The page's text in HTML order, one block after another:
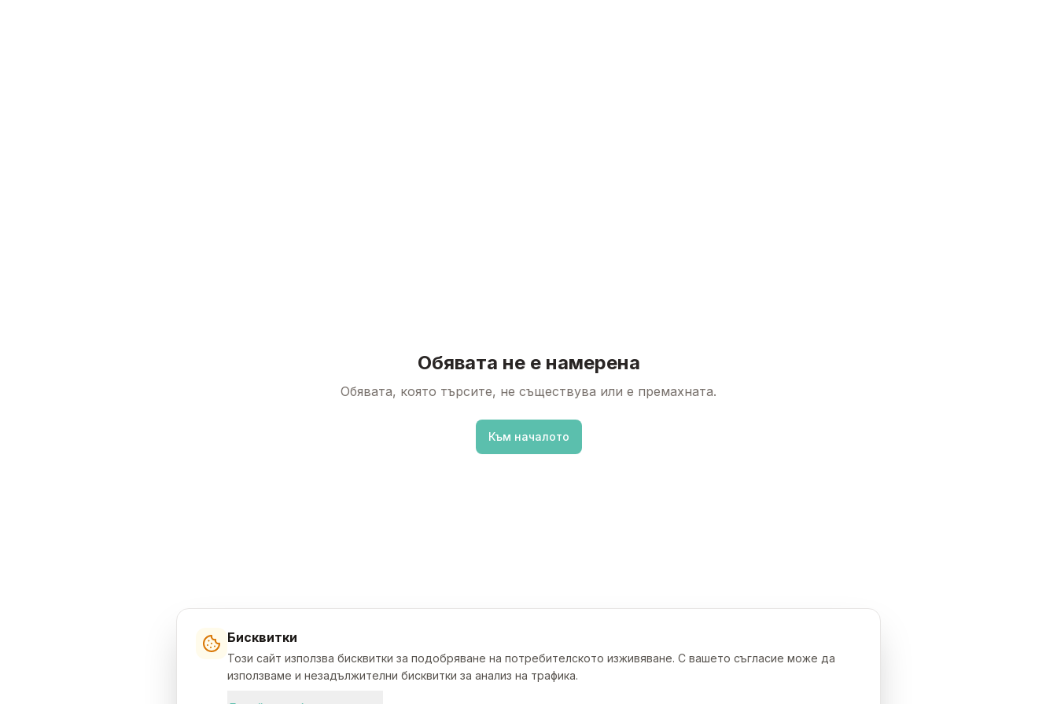
Обявата не е намерена
Обявата, която търсите, не съществува или е премахната.
Към началото
Бисквитки
Този сайт използва бисквитки за подобряване на потребителското изживяване. С вашето съгласие може да
използваме и незадължителни бисквитки за анализ на трафика.